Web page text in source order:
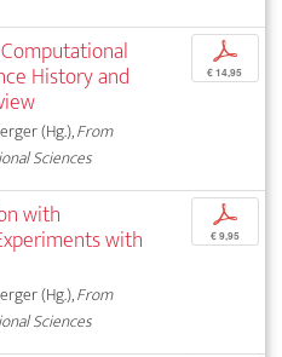
History and
(Hg.),From
Sciences
p
€ 14,95
with
with
(Hg.),From
Sciences
p
€ 9,95